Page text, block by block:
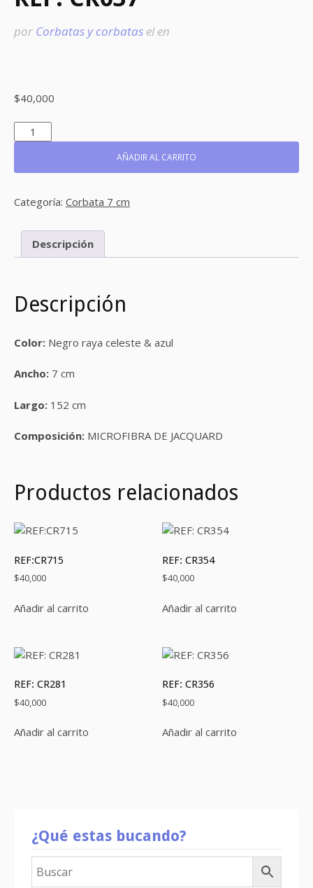
por Corbatas y corbatas elen
$40,000
REF:
CR037
AÑADIR AL CARRITO
Categoría: Corbata 7 cm
Descripción
Descripción
Color: Negro raya celeste & azul
Ancho: 7 cm
Largo: 152 cm
Composición: MICROFIBRA DE JACQUARD
Productos relacionados
REF:CR715
$40,000
Añadir al carrito
REF: CR354
$40,000
Añadir al carrito
REF: CR281
$40,000
Añadir al carrito
REF: CR356
$40,000
Añadir al carrito
¿Qué estas bucando?